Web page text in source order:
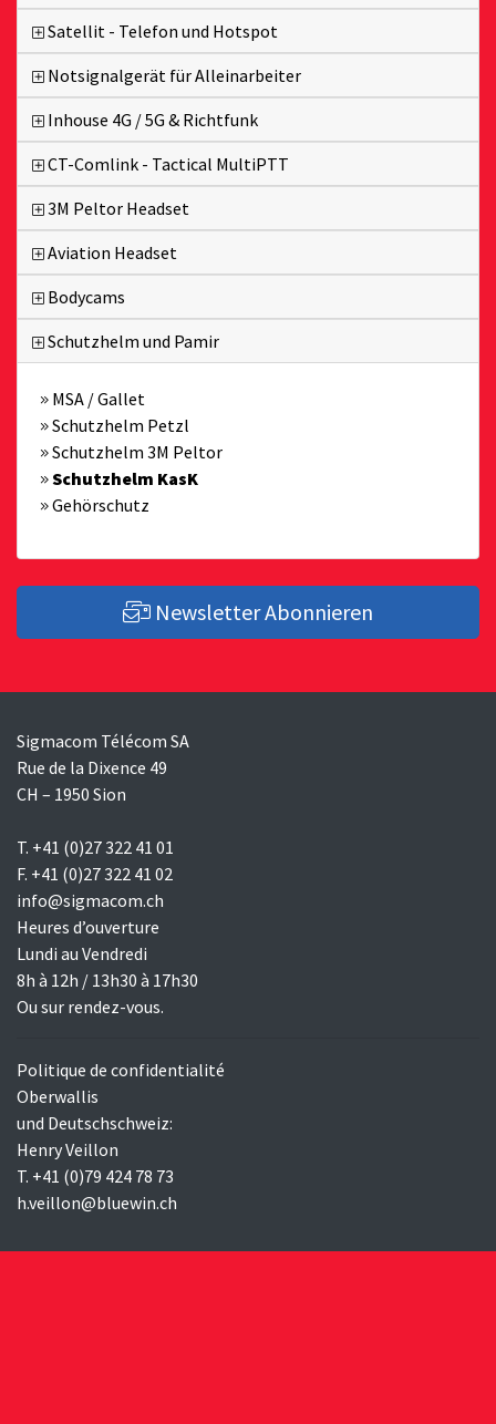
Satellit - Telefon und Hotspot
Notsignalgerät für Alleinarbeiter
Inhouse 4G / 5G & Richtfunk
CT-Comlink - Tactical MultiPTT
3M Peltor Headset
Aviation Headset
Bodycams
Schutzhelm und Pamir
MSA / Gallet
Schutzhelm Petzl
Schutzhelm 3M Peltor
Schutzhelm KasK
Gehörschutz
Newsletter Abonnieren
Sigmacom Télécom SA
Rue de la Dixence 49
CH – 1950 Sion
T. +41 (0)27 322 41 01
F. +41 (0)27 322 41 02
info@sigmacom.ch
Heures d’ouverture
Lundi au Vendredi
8h à 12h / 13h30 à 17h30
Ou sur rendez-vous.
Politique de confidentialité
Oberwallis
und Deutschschweiz:
Henry Veillon
T. +41 (0)79 424 78 73
h.veillon@bluewin.ch